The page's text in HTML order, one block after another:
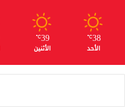
38
℃
الأحد
39
℃
الأثنين